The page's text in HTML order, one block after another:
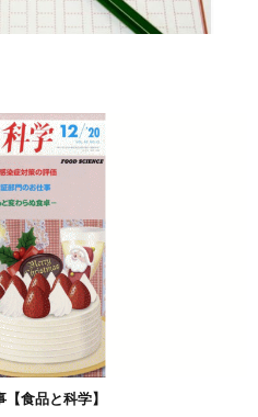
食品と科学】